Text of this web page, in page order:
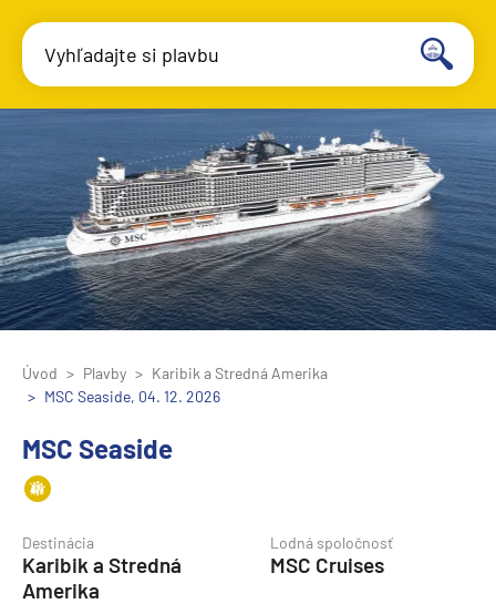
Vyhľadajte si plavbu
Úvod Plavby
Karibik a Stredná Amerika
MSC Seaside, 04. 12. 2026
MSC Seaside
Destinácia
Karibik a Stredná
Amerika
Lodná spoločnosť
MSC Cruises